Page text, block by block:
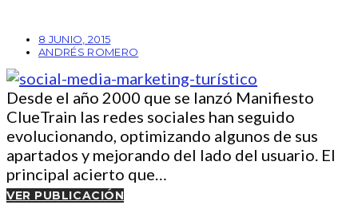
8 JUNIO, 2015
ANDRÉS ROMERO
Desde el año 2000 que se lanzó Manifiesto
ClueTrain las redes sociales han seguido
evolucionando, optimizando algunos de sus
apartados y mejorando del lado del usuario. El
principal acierto que…
VER PUBLICACIÓN